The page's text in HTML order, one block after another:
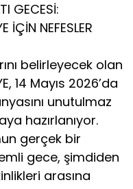
GECESİ:
İÇİN NEFESLER
belirleyecek olan
14 Mayıs 2026’da
unutulmaz
hazırlanıyor.
gerçek bir
gece, şimdiden
arasına